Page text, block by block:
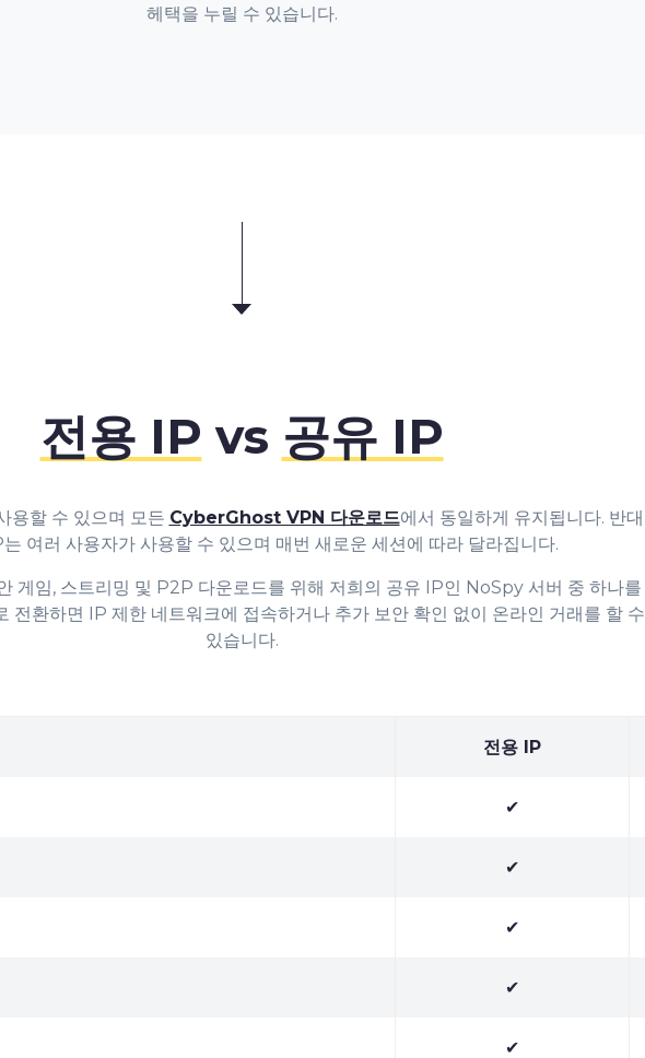
헤택을 누릴 수 있습니다.
전용 IP vs 공유 IP
용할 수 있으며 모든 CyberGhost VPN 다운로드에서 동일하게 유지됩니다. 반대
여러 사용자가 사용할 수 있으며 매번 새로운 세션에 따라 달라집니다.
게임, 스트리밍 및 P2P 다운로드를 위해 저희의 공유 IP인 NoSpy 서버 중 하나를
전환하면 IP 제한 네트워크에 접속하거나 추가 보안 확인 없이 온라인 거래를 할 수
있습니다.
전용 IP
✔
✔
✔
✔
✔